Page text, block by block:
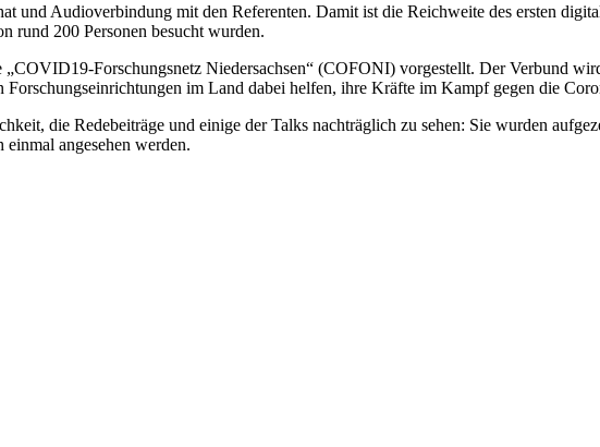
und Audioverbindung mit den Referenten. Damit ist die Reichweite des ersten
rund 200 Personen besucht wurden.
Forschungsnetz Niedersachsen“ (COFONI) vorgestellt. Der Verbund
im Land dabei helfen, ihre Kräfte im Kampf gegen die
die Redebeiträge und einige der Talks nachträglich zu sehen: Sie wurden
angesehen werden.